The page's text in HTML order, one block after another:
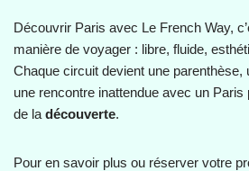
Découvrir Paris avec Le French Way,
manière de voyager : libre, fluide,
Chaque circuit devient une parenthèse,
une rencontre inattendue avec un
de la découverte.
Pour en savoir plus ou réserver votre